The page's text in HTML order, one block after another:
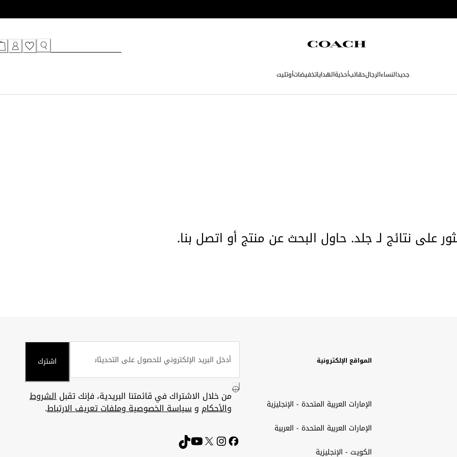
جديدالنساءالرجالحقائبأحذيةالهداياتخفيضاتأوتليت
على نتائج لـ جلد. حاول البحث عن منتج أو اتصل بنا.
المواقع الإلكترونية
الإمارات العربية المتحدة - الإنجليزية
الإمارات العربية المتحدة - العربية
الكويت - الإنجليزية
اشترك
من خلال الاشتراك في قائمتنا البريدية، فإنك تقبلالشروط
والأحكام وسياسة الخصوصية وملفات تعريف الارتباط.